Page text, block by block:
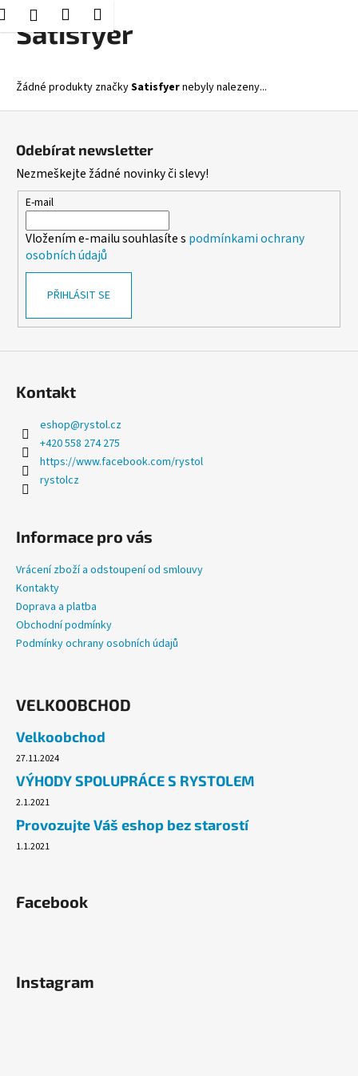
Přejít
HledatPřihlášení
Nákupní
košík
Menu
Satisfyer
Žádné produkty značkySatisfyernebyly nalezeny...
K
o
Zpět
Zpět
C
o
o
t
ř
e
b
u
n
j
t
?
HLEDAT
D
o
p
u
u
j
e
m
e
TAŠKA
200KS/ROLE
BALENÉ
Odebírat newsletter
Nezmeškejte žádné novinky či slevy!
E-mail
Vložením e-mailu souhlasíte s podmínkami ochrany
osobních údajů
PŘIHLÁSIT SE
Kontakt
eshop@rystol.cz
+420 558 274 275
https://www.facebook.com/rystol
rystolcz
Informace pro vás
Vrácení zboží a odstoupení od smlouvy
Kontakty
Doprava a platba
Obchodní podmínky
Podmínky ochrany osobních údajů
VELKOOBCHOD
Velkoobchod
27.11.2024
VÝHODY SPOLUPRÁCE S RYSTOLEM
2.1.2021
Provozujte Váš eshop bez starostí
1.1.2021
Facebook
Instagram